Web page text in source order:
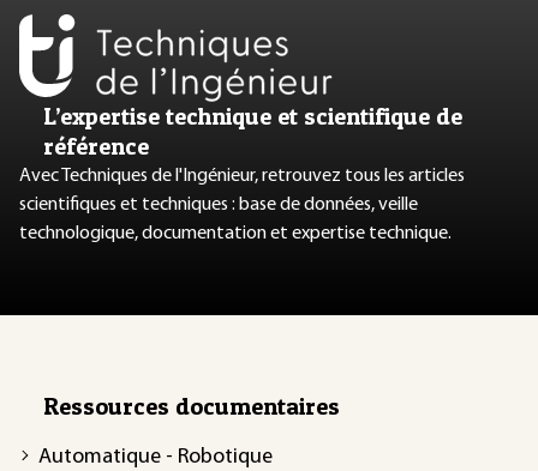
L’expertise technique et scientifique de
référence
Avec Techniques de l'Ingénieur, retrouvez tous les articles
scientifiques et techniques : base de données, veille
technologique, documentation et expertise technique.
Ressources documentaires
Automatique - Robotique